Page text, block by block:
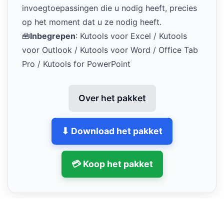
invoegtoepassingen die u nodig heeft, precies
op het moment dat u ze nodig heeft.
🧰Inbegrepen: Kutools voor Excel / Kutools
voor Outlook / Kutools voor Word / Office Tab
Pro / Kutools for PowerPoint
Over het pakket
⬇ Download het pakket
💳 Koop het pakket